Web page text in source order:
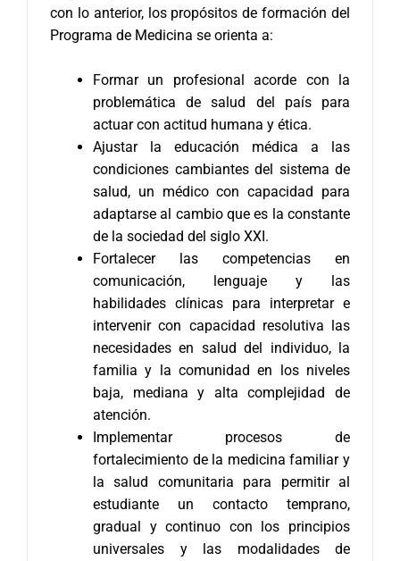
con lo anterior, los propósitos de formación del
Programa de Medicina se orienta a:
Formar un profesional acorde con la
problemática de salud del país para
actuar con actitud humana y ética.
Ajustar la educación médica a las
condiciones cambiantes del sistema de
salud, un médico con capacidad para
adaptarse al cambio que es la constante
de la sociedad del siglo XXI.
Fortalecer las competencias en
comunicación, lenguaje y las
habilidades clínicas para interpretar e
intervenir con capacidad resolutiva las
necesidades en salud del individuo, la
familia y la comunidad en los niveles
baja, mediana y alta complejidad de
atención.
Implementar procesos de
fortalecimiento de la medicina familiar y
la salud comunitaria para permitir al
estudiante un contacto temprano,
gradual y continuo con los principios
universales y las modalidades de